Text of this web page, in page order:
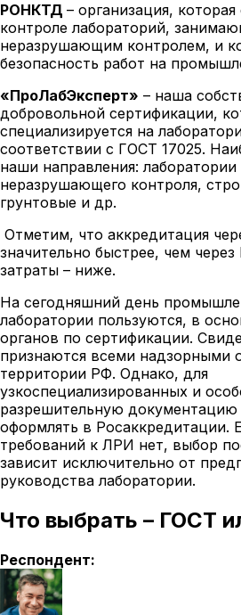
РОНКТД – организация,
контроле лабораторий,
неразрушающим контролем, и
безопасность работ на
«ПроЛабЭксперт» – наша
добровольной сертификации,
специализируется на
соответствии с ГОСТ 17025.
наши направления:
неразрушающего контроля,
грунтовые и др.
Отметим, что аккредитация
значительно быстрее, чем
затраты – ниже.
На сегодняшний день
лаборатории пользуются, в
органов по сертификации.
признаются всеми надзорными
территории РФ. Однако, для
узкоспециализированных и
разрешительную
оформлять в Росаккредитации.
требований к ЛРИ нет, выбор
зависит исключительно от
руководства лаборатории.
Что выбрать – ГОСТ
Респондент: